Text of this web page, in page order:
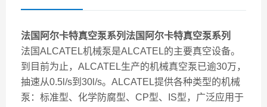
法国阿尔卡特真空泵系列 法国阿尔卡特真空泵系列
法国ALCATEL机械泵是ALCATEL的主要真空设备。
到目前为止，ALCATEL生产的机械真空泵已逾30万，
抽速从0.5l/s到30l/s。ALCATEL提供各种类型的机械
泵：标准型、化学防腐型、CP型、IS型，广泛应用于